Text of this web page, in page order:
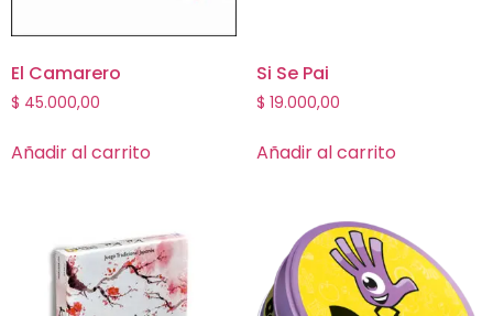
El Camarero
$ 45.000,00
Añadir al carrito
Si Se Pai
$ 19.000,00
Añadir al carrito